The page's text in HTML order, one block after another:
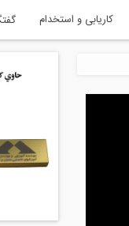
کاریابی و استخدام